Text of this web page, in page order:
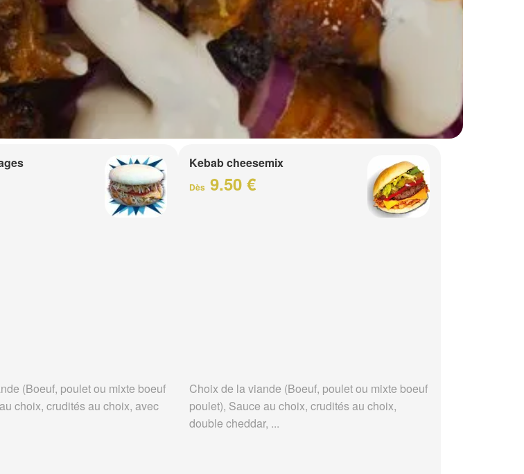
(Boeuf, poulet ou mixte boeuf
choix, crudités au choix, avec
Kebab cheesemix
Dès 9.50 €
Choix de la viande (Boeuf, poulet ou mixte boeuf
poulet), Sauce au choix, crudités au choix,
double cheddar, ...